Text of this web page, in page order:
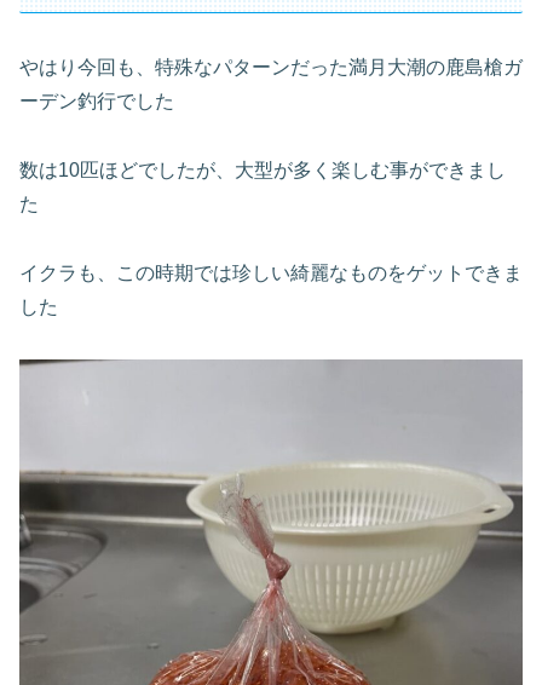
やはり今回も、特殊なパターンだった満月大潮の鹿島槍ガ
ーデン釣行でした
数は10匹ほどでしたが、大型が多く楽しむ事ができまし
た
イクラも、この時期では珍しい綺麗なものをゲットできま
した